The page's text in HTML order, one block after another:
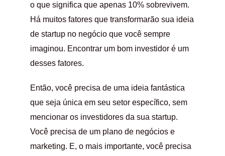
o que significa que apenas 10% sobrevivem.
Há muitos fatores que transformarão sua ideia
de startup no negócio que você sempre
imaginou. Encontrar um bom investidor é um
desses fatores.
Então, você precisa de uma ideia fantástica
que seja única em seu setor específico, sem
mencionar os investidores da sua startup.
Você precisa de um plano de negócios e
marketing. E, o mais importante, você precisa